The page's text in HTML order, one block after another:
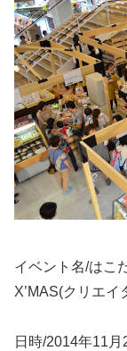
イベント名/はこ
X’MAS(クリエイ
日時/2014年11